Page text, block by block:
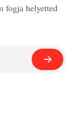
fogja helyetted